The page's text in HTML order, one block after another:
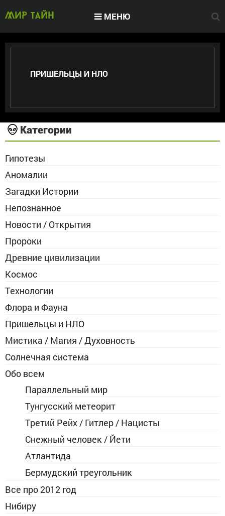
МИР тайн МЕНЮ
ПРИШЕЛЬЦЫ И НЛО
Категории
Гипотезы
Аномалии
Загадки Истории
Непознанное
Новости / Открытия
Пророки
Древние цивилизации
Космос
Технологии
Флора и Фауна
Пришельцы и НЛО
Мистика / Магия / Духовность
Солнечная система
Обо всем
Параллельный мир
Тунгусский метеорит
Третий Рейх / Гитлер / Нацисты
Снежный человек / Йети
Атлантида
Бермудский треугольник
Все про 2012 год
Нибиру